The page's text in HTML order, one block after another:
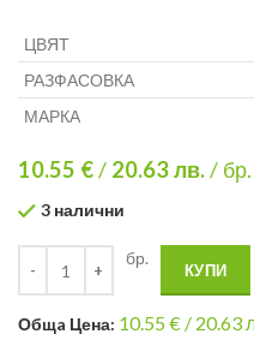
ЦВЯТ
РАЗФАСОВКА
МАРКА
10.55 €/ 20.63лв./ бр.
3 налични
бр.
КУПИ
Общa Цена: 10.55€ / 20.63